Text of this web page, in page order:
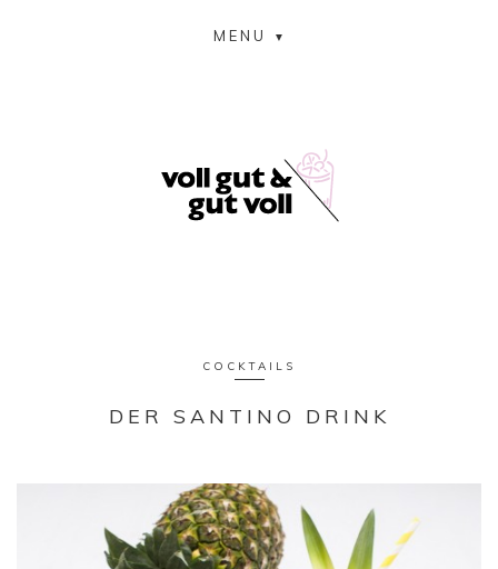
MENU
COCKTAILS
DER SANTINO DRINK